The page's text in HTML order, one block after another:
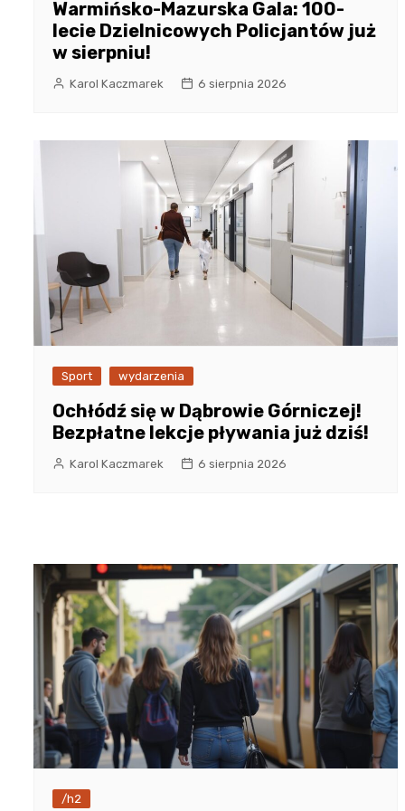
Warmińsko-Mazurska Gala: 100-
lecie Dzielnicowych Policjantów już
w sierpniu!
Karol Kaczmarek 6 sierpnia 2026
Sport wydarzenia
Ochłódź się w Dąbrowie Górniczej!
Bezpłatne lekcje pływania już dziś!
Karol Kaczmarek 6 sierpnia 2026
/h2